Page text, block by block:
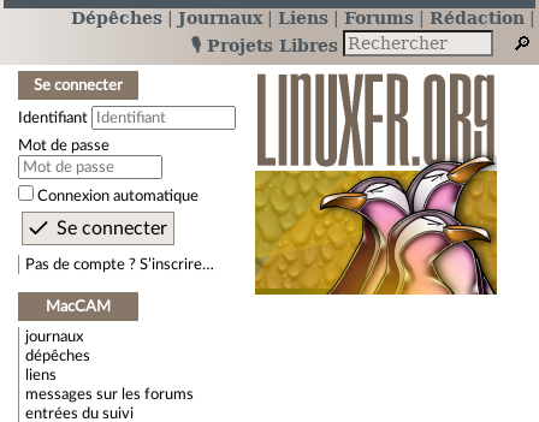
Dépêches Journaux Liens Forums
Rédaction
🎙️ Projets Libres
Se connecter
Identifiant
Mot de passe
Connexion automatique
Pas de compte ? S’inscrire…
MacCAM
journaux
dépêches
liens
messages sur les forums
entrées du suivi